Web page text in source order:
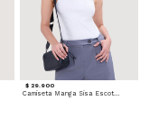
$ 29.900
Camiseta Manga Sisa Escotada